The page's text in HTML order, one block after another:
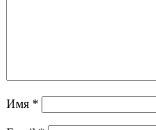
Имя *